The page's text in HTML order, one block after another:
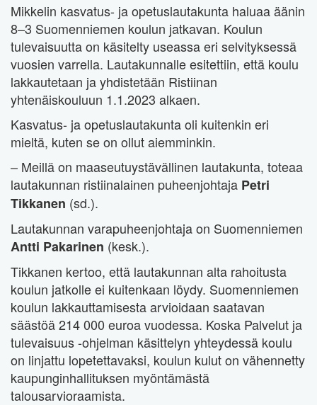
Mikkelin kasvatus- ja opetuslautakunta haluaa äänin
8–3 Suomenniemen koulun jatkavan. Koulun
tulevaisuutta on käsitelty useassa eri selvityksessä
vuosien varrella. Lautakunnalle esitettiin, että koulu
lakkautetaan ja yhdistetään Ristiinan
yhtenäiskouluun 1.1.2023 alkaen.
Kasvatus- ja opetuslautakunta oli kuitenkin eri
mieltä, kuten se on ollut aiemminkin.
– Meillä on maaseutuystävällinen lautakunta, toteaa
lautakunnan ristiinalainen puheenjohtaja Petri
Tikkanen (sd.).
Lautakunnan varapuheenjohtaja on Suomenniemen
Antti Pakarinen (kesk.).
Tikkanen kertoo, että lautakunnan alta rahoitusta
koulun jatkolle ei kuitenkaan löydy. Suomenniemen
koulun lakkauttamisesta arvioidaan saatavan
säästöä 214 000 euroa vuodessa. Koska Palvelut ja
tulevaisuus -ohjelman käsittelyn yhteydessä koulu
on linjattu lopetettavaksi, koulun kulut on vähennetty
kaupunginhallituksen myöntämästä
talousarvioraamista.